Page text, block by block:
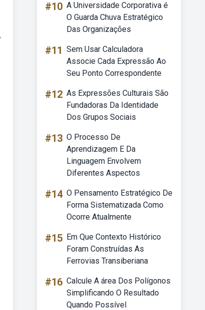
#10 A Universidade Corporativa é
O Guarda Chuva Estratégico
Das Organizações
#11 Sem Usar Calculadora
Associe Cada Expressão Ao
Seu Ponto Correspondente
#12 As Expressões Culturais São
Fundadoras Da Identidade
Dos Grupos Sociais
#13 O Processo De
Aprendizagem E Da
Linguagem Envolvem
Diferentes Aspectos
#14 O Pensamento Estratégico De
Forma Sistematizada Como
Ocorre Atualmente
#15 Em Que Contexto Histórico
Foram Construídas As
Ferrovias Transiberiana
#16 Calcule A área Dos Polígonos
Simplificando O Resultado
Quando Possível